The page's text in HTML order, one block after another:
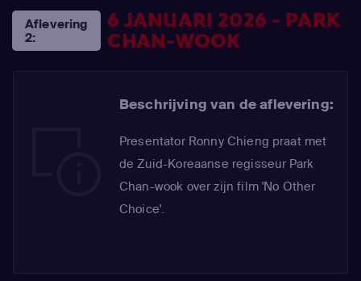
Aflevering
2:
6 JANUARI 2026 - PARK
CHAN-WOOK
Beschrijving van de aflevering:
Presentator Ronny Chieng praat met
de Zuid-Koreaanse regisseur Park
Chan-wook over zijn film 'No Other
Choice'.